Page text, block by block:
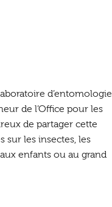
d’entomologie
de l’Office pour les
de partager cette
sur les insectes, les
enfants ou au grand